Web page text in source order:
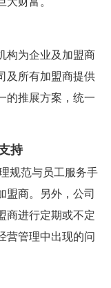
为企业及加盟商
及所有加盟商提供
的推展方案，统一
持
范与员工服务手
盟商。另外，公司
商进行定期或不定
营管理中出现的问